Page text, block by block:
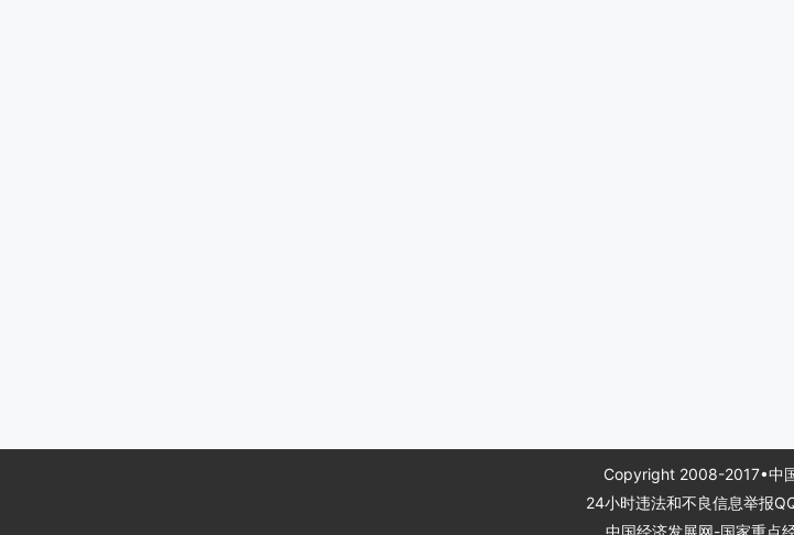
Copyright 2008-2017•中
24小时违法和不良信息举报
中国经济发展网-国家重点